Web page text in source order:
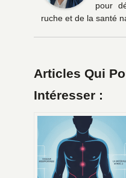
pour
ruche et de la santé
Articles Qui
Intéresser :